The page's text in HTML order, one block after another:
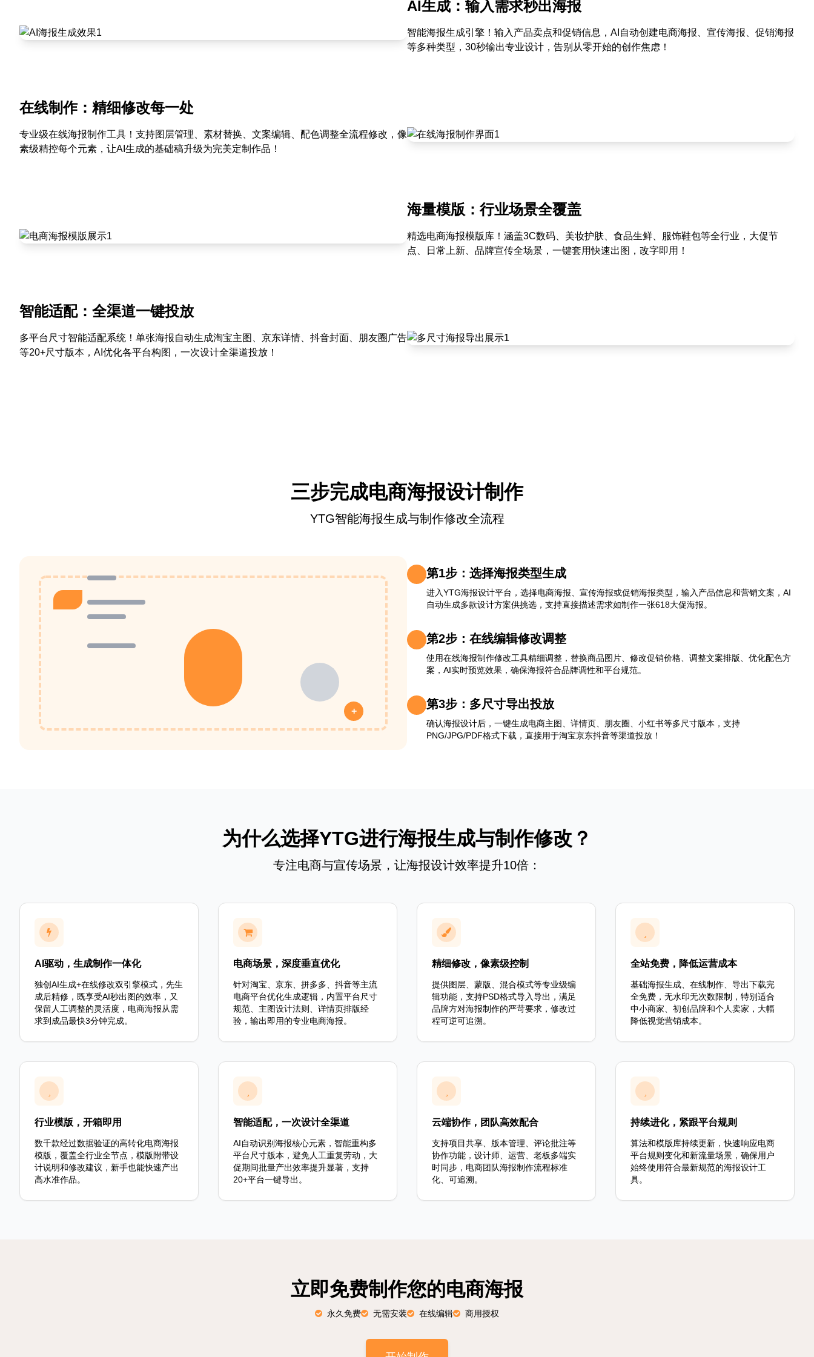
AI生成：输入需求秒出海报
智能海报生成引擎！输入产品卖点和促销信息，AI自动创建电商海报、宣传海报、促销海报
等多种类型，30秒输出专业设计，告别从零开始的创作焦虑！
在线制作：精细修改每一处
专业级在线海报制作工具！支持图层管理、素材替换、文案编辑、配色调整全流程修改，像
素级精控每个元素，让AI生成的基础稿升级为完美定制作品！
海量模版：行业场景全覆盖
精选电商海报模版库！涵盖3C数码、美妆护肤、食品生鲜、服饰鞋包等全行业，大促节
点、日常上新、品牌宣传全场景，一键套用快速出图，改字即用！
智能适配：全渠道一键投放
多平台尺寸智能适配系统！单张海报自动生成淘宝主图、京东详情、抖音封面、朋友圈广告
等20+尺寸版本，AI优化各平台构图，一次设计全渠道投放！
三步完成电商海报设计制作
YTG智能海报生成与制作修改全流程
+
第1步：选择海报类型生成
进入YTG海报设计平台，选择电商海报、宣传海报或促销海报类型，输入产品信息和营销文案，AI
自动生成多款设计方案供挑选，支持直接描述需求如制作一张618大促海报。
第2步：在线编辑修改调整
使用在线海报制作修改工具精细调整，替换商品图片、修改促销价格、调整文案排版、优化配色方
案，AI实时预览效果，确保海报符合品牌调性和平台规范。
第3步：多尺寸导出投放
确认海报设计后，一键生成电商主图、详情页、朋友圈、小红书等多尺寸版本，支持
PNG/JPG/PDF格式下载，直接用于淘宝京东抖音等渠道投放！
为什么选择YTG进行海报生成与制作修改？
专注电商与宣传场景，让海报设计效率提升10倍：
AI驱动，生成制作一体化
独创AI生成+在线修改双引擎模式，先生
成后精修，既享受AI秒出图的效率，又
保留人工调整的灵活度，电商海报从需
求到成品最快3分钟完成。
电商场景，深度垂直优化
针对淘宝、京东、拼多多、抖音等主流
电商平台优化生成逻辑，内置平台尺寸
规范、主图设计法则、详情页排版经
验，输出即用的专业电商海报。
精细修改，像素级控制
提供图层、蒙版、混合模式等专业级编
辑功能，支持PSD格式导入导出，满足
品牌方对海报制作的严苛要求，修改过
程可逆可追溯。
全站免费，降低运营成本
基础海报生成、在线制作、导出下载完
全免费，无水印无次数限制，特别适合
中小商家、初创品牌和个人卖家，大幅
降低视觉营销成本。
行业模版，开箱即用
数千款经过数据验证的高转化电商海报
模版，覆盖全行业全节点，模版附带设
计说明和修改建议，新手也能快速产出
高水准作品。
智能适配，一次设计全渠道
AI自动识别海报核心元素，智能重构多
平台尺寸版本，避免人工重复劳动，大
促期间批量产出效率提升显著，支持
20+平台一键导出。
云端协作，团队高效配合
支持项目共享、版本管理、评论批注等
协作功能，设计师、运营、老板多端实
时同步，电商团队海报制作流程标准
化、可追溯。
持续进化，紧跟平台规则
算法和模版库持续更新，快速响应电商
平台规则变化和新流量场景，确保用户
始终使用符合最新规范的海报设计工
具。
立即免费制作您的电商海报
永久免费 无需安装 在线编辑 商用授权